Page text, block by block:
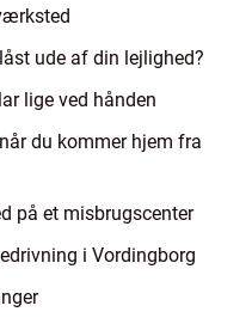
ude af din lejlighed?
lige ved hånden
du kommer hjem fra
på et misbrugscenter
i Vordingborg